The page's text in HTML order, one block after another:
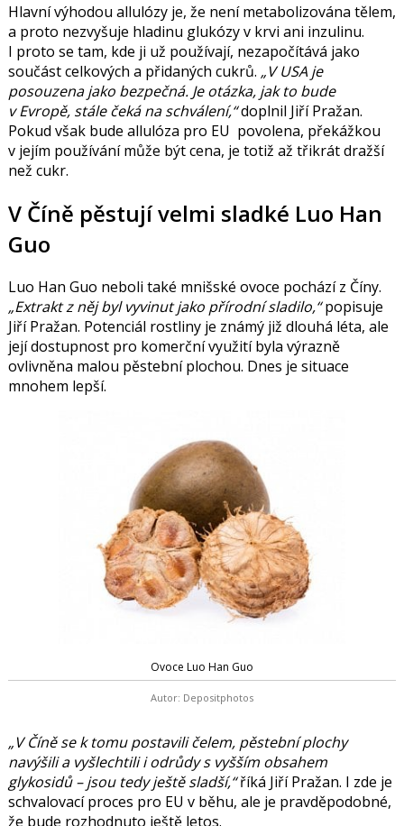
Hlavní výhodou allulózy je, že není metabolizována tělem,
a proto nezvyšuje hladinu glukózy v krvi ani inzulinu.
I proto se tam, kde ji už používají, nezapočítává jako
součást celkových a přidaných cukrů. „V USA je
posouzena jako bezpečná. Je otázka, jak to bude
v Evropě, stále čeká na schválení,“doplnil Jiří Pražan.
Pokud však bude allulóza pro EU povolena, překážkou
v jejím používání může být cena, je totiž až třikrát dražší
než cukr.
V Číně pěstují velmi sladké Luo Han
Guo
Luo Han Guo neboli také mnišské ovoce pochází z Číny.
„Extrakt z něj byl vyvinut jako přírodní sladilo,“popisuje
Jiří Pražan. Potenciál rostliny je známý již dlouhá léta, ale
její dostupnost pro komerční využití byla výrazně
ovlivněna malou pěstební plochou. Dnes je situace
mnohem lepší.
Ovoce Luo Han Guo
Autor: Depositphotos
„V Číně se k tomu postavili čelem, pěstební plochy
navýšili a vyšlechtili i odrůdy s vyšším obsahem
glykosidů – jsou tedy ještě sladší,“říká Jiří Pražan. I zde je
schvalovací proces pro EU v běhu, ale je pravděpodobné,
že bude rozhodnuto ještě letos.